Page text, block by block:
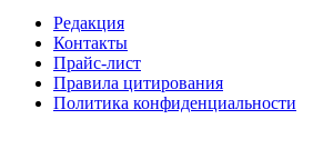
Редакция
Контакты
Прайс-лист
Правила цитирования
Политика конфиденциальности